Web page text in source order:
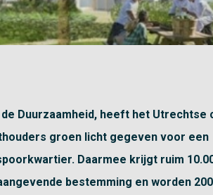
de Duurzaamheid, heeft het Utrechtse
groen licht gegeven voor een
Daarmee krijgt ruim
bestemming en worden 200